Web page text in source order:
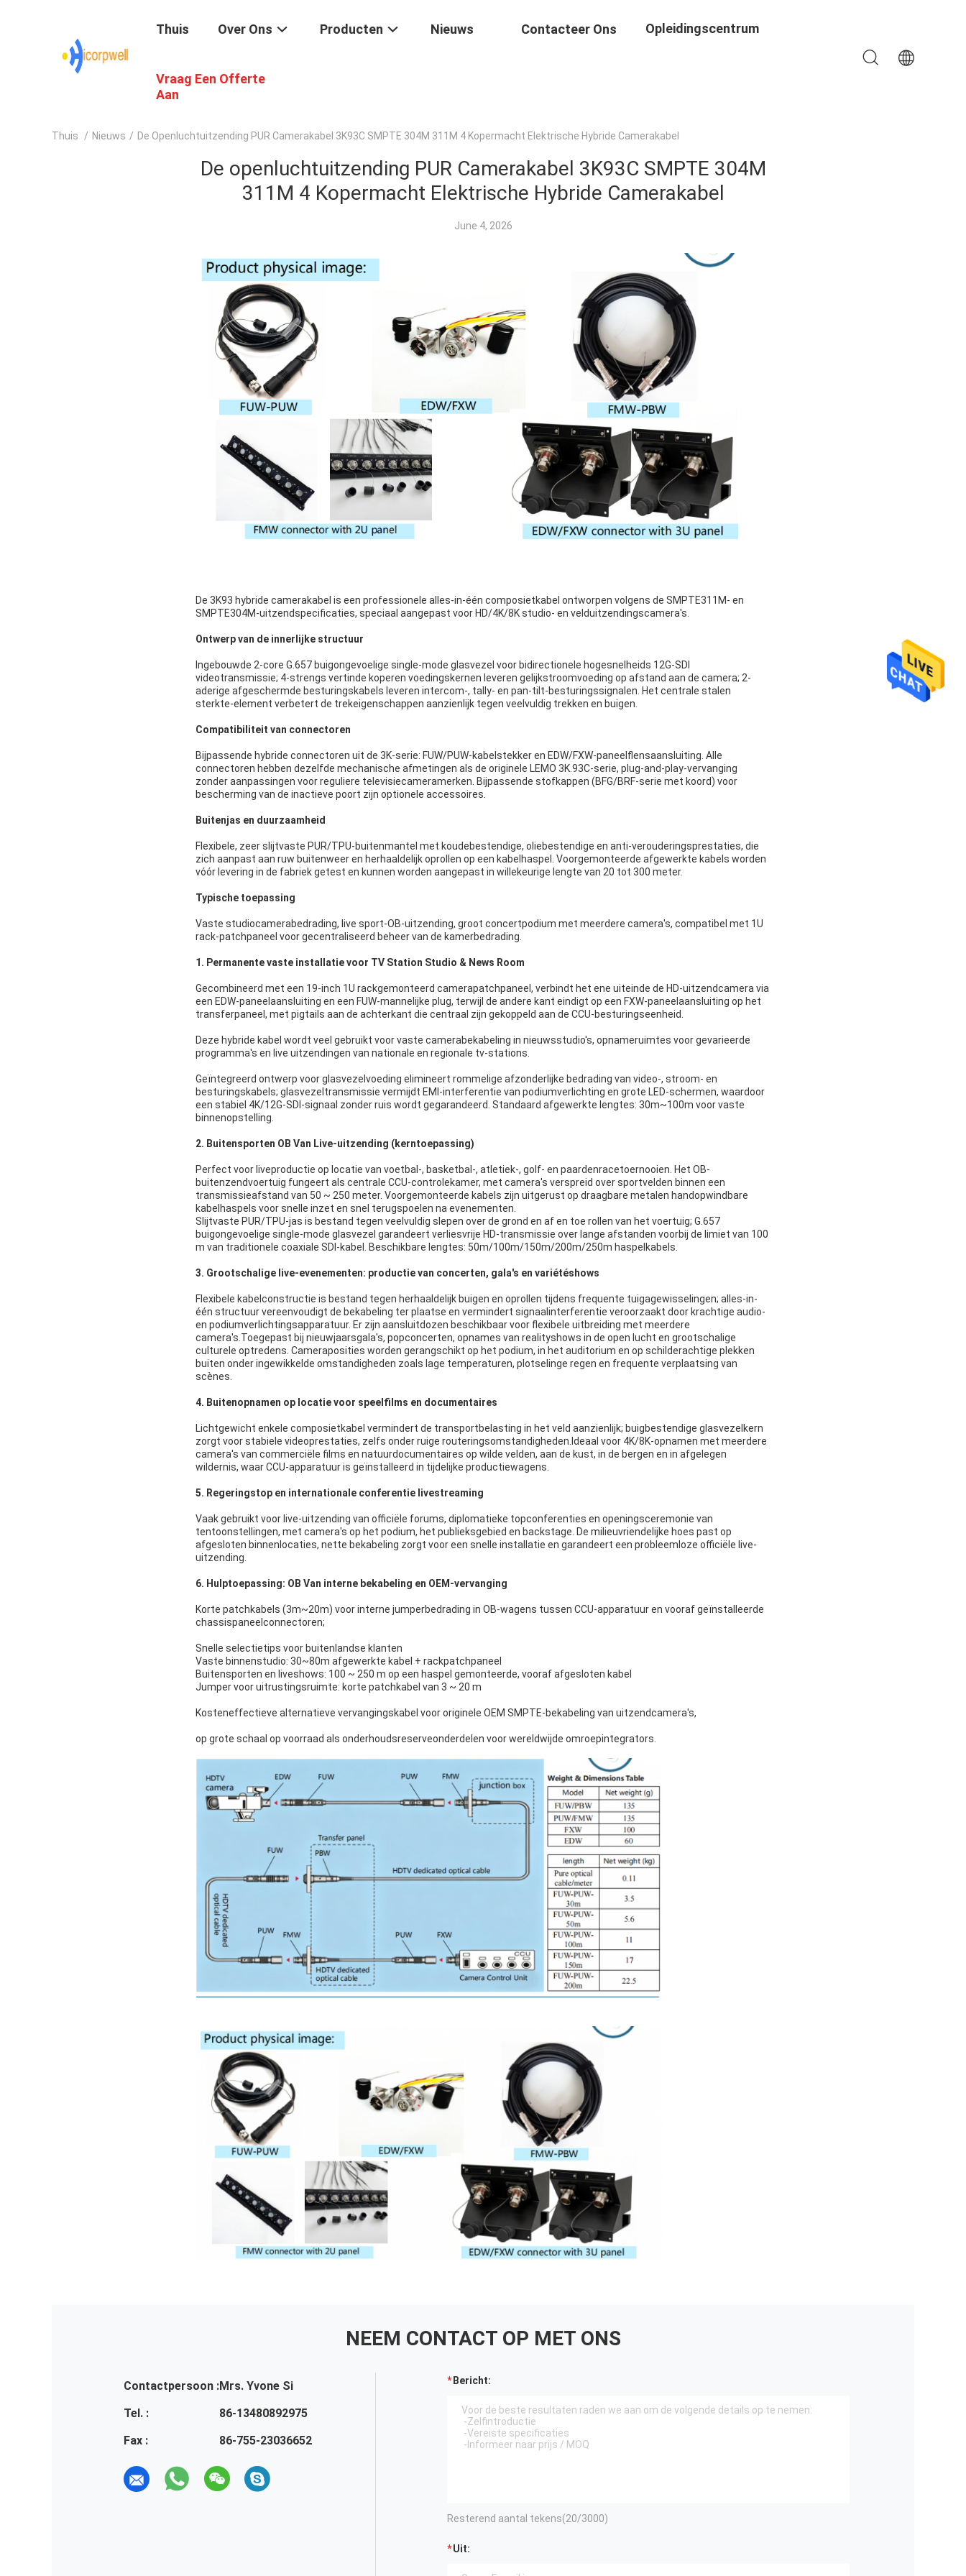
Thuis Over Ons Producten Nieuws Contacteer Ons Opleidingscentrum
Vraag Een Offerte
Aan
Thuis / Nieuws / De Openluchtuitzending PUR Camerakabel 3K93C SMPTE 304M 311M 4 Kopermacht Elektrische Hybride Camerakabel
De openluchtuitzending PUR Camerakabel 3K93C SMPTE 304M
311M 4 Kopermacht Elektrische Hybride Camerakabel
June 4, 2026
De 3K93 hybride camerakabel is een professionele alles-in-één composietkabel ontworpen volgens de SMPTE311M- en
SMPTE304M-uitzendspecificaties, speciaal aangepast voor HD/4K/8K studio- en velduitzendingscamera's.
Ontwerp van de innerlijke structuur
Ingebouwde 2-core G.657 buigongevoelige single-mode glasvezel voor bidirectionele hogesnelheids 12G-SDI
videotransmissie; 4-strengs vertinde koperen voedingskernen leveren gelijkstroomvoeding op afstand aan de camera; 2-
aderige afgeschermde besturingskabels leveren intercom-, tally- en pan-tilt-besturingssignalen. Het centrale stalen
sterkte-element verbetert de trekeigenschappen aanzienlijk tegen veelvuldig trekken en buigen.
Compatibiliteit van connectoren
Bijpassende hybride connectoren uit de 3K-serie: FUW/PUW-kabelstekker en EDW/FXW-paneelflensaansluiting. Alle
connectoren hebben dezelfde mechanische afmetingen als de originele LEMO 3K.93C-serie, plug-and-play-vervanging
zonder aanpassingen voor reguliere televisiecameramerken. Bijpassende stofkappen (BFG/BRF-serie met koord) voor
bescherming van de inactieve poort zijn optionele accessoires.
Buitenjas en duurzaamheid
Flexibele, zeer slijtvaste PUR/TPU-buitenmantel met koudebestendige, oliebestendige en anti-verouderingsprestaties, die
zich aanpast aan ruw buitenweer en herhaaldelijk oprollen op een kabelhaspel. Voorgemonteerde afgewerkte kabels worden
vóór levering in de fabriek getest en kunnen worden aangepast in willekeurige lengte van 20 tot 300 meter.
Typische toepassing
Vaste studiocamerabedrading, live sport-OB-uitzending, groot concertpodium met meerdere camera's, compatibel met 1U
rack-patchpaneel voor gecentraliseerd beheer van de kamerbedrading.
1. Permanente vaste installatie voor TV Station Studio & News Room
Gecombineerd met een 19-inch 1U rackgemonteerd camerapatchpaneel, verbindt het ene uiteinde de HD-uitzendcamera via
een EDW-paneelaansluiting en een FUW-mannelijke plug, terwijl de andere kant eindigt op een FXW-paneelaansluiting op het
transferpaneel, met pigtails aan de achterkant die centraal zijn gekoppeld aan de CCU-besturingseenheid.
Deze hybride kabel wordt veel gebruikt voor vaste camerabekabeling in nieuwsstudio's, opnameruimtes voor gevarieerde
programma's en live uitzendingen van nationale en regionale tv-stations.
Geïntegreerd ontwerp voor glasvezelvoeding elimineert rommelige afzonderlijke bedrading van video-, stroom- en
besturingskabels; glasvezeltransmissie vermijdt EMI-interferentie van podiumverlichting en grote LED-schermen, waardoor
een stabiel 4K/12G-SDI-signaal zonder ruis wordt gegarandeerd. Standaard afgewerkte lengtes: 30m~100m voor vaste
binnenopstelling.
2. Buitensporten OB Van Live-uitzending (kerntoepassing)
Perfect voor liveproductie op locatie van voetbal-, basketbal-, atletiek-, golf- en paardenracetoernooien. Het OB-
buitenzendvoertuig fungeert als centrale CCU-controlekamer, met camera's verspreid over sportvelden binnen een
transmissieafstand van 50 ~ 250 meter. Voorgemonteerde kabels zijn uitgerust op draagbare metalen handopwindbare
kabelhaspels voor snelle inzet en snel terugspoelen na evenementen.
Slijtvaste PUR/TPU-jas is bestand tegen veelvuldig slepen over de grond en af ​​en toe rollen van het voertuig; G.657
buigongevoelige single-mode glasvezel garandeert verliesvrije HD-transmissie over lange afstanden voorbij de limiet van 100
m van traditionele coaxiale SDI-kabel. Beschikbare lengtes: 50m/100m/150m/200m/250m haspelkabels.
3. Grootschalige live-evenementen: productie van concerten, gala's en variétéshows
Flexibele kabelconstructie is bestand tegen herhaaldelijk buigen en oprollen tijdens frequente tuigagewisselingen; alles-in-
één structuur vereenvoudigt de bekabeling ter plaatse en vermindert signaalinterferentie veroorzaakt door krachtige audio-
en podiumverlichtingsapparatuur. Er zijn aansluitdozen beschikbaar voor flexibele uitbreiding met meerdere
camera's. Toegepast bij nieuwjaarsgala's, popconcerten, opnames van realityshows in de open lucht en grootschalige
culturele optredens. Cameraposities worden gerangschikt op het podium, in het auditorium en op schilderachtige plekken
buiten onder ingewikkelde omstandigheden zoals lage temperaturen, plotselinge regen en frequente verplaatsing van
scènes.
4. Buitenopnamen op locatie voor speelfilms en documentaires
Lichtgewicht enkele composietkabel vermindert de transportbelasting in het veld aanzienlijk; buigbestendige glasvezelkern
zorgt voor stabiele videoprestaties, zelfs onder ruige routeringsomstandigheden. Ideaal voor 4K/8K-opnamen met meerdere
camera's van commerciële films en natuurdocumentaires op wilde velden, aan de kust, in de bergen en in afgelegen
wildernis, waar CCU-apparatuur is geïnstalleerd in tijdelijke productiewagens.
5. Regeringstop en internationale conferentie livestreaming
Vaak gebruikt voor live-uitzending van officiële forums, diplomatieke topconferenties en openingsceremonie van
tentoonstellingen, met camera's op het podium, het publieksgebied en backstage. De milieuvriendelijke hoes past op
afgesloten binnenlocaties, nette bekabeling zorgt voor een snelle installatie en garandeert een probleemloze officiële live-
uitzending.
6. Hulptoepassing: OB Van interne bekabeling en OEM-vervanging
Korte patchkabels (3m~20m) voor interne jumperbedrading in OB-wagens tussen CCU-apparatuur en vooraf geïnstalleerde
chassispaneelconnectoren;
Snelle selectietips voor buitenlandse klanten
Vaste binnenstudio: 30~80m afgewerkte kabel + rackpatchpaneel
Buitensporten en liveshows: 100 ~ 250 m op een haspel gemonteerde, vooraf afgesloten kabel
Jumper voor uitrustingsruimte: korte patchkabel van 3 ~ 20 m
Kosteneffectieve alternatieve vervangingskabel voor originele OEM SMPTE-bekabeling van uitzendcamera's,
op grote schaal op voorraad als onderhoudsreserveonderdelen voor wereldwijde omroepintegrators.
NEEM CONTACT OP MET ONS
Contactpersoon :Mrs. Yvone Si
Tel. :
86-13480892975
Fax :
86-755-23036652
Bericht:
Resterend aantal tekens(20/3000)
Uit: